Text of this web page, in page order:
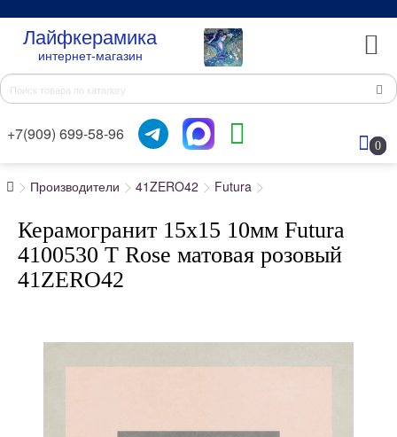
Лайфкерамика
интернет-магазин
+7(909) 699-58-96
0
Производители 41ZERO42 Futura
Керамогранит 15x15 10мм Futura
4100530 T Rose матовая розовый
41ZERO42